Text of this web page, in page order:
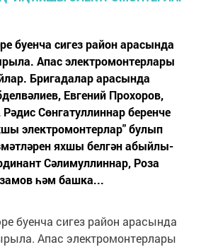
буенча сигез район арасында
Апас электромонтерлары
Бригадалар арасында
Евгений Прохоров,
Сөнгатуллиннар беренче
электромонтерлар" булып
яхшы белгән абыйлы-
Сәлимуллиннар, Роза
һәм башка...
буенча сигез район арасында
Апас электромонтерлары